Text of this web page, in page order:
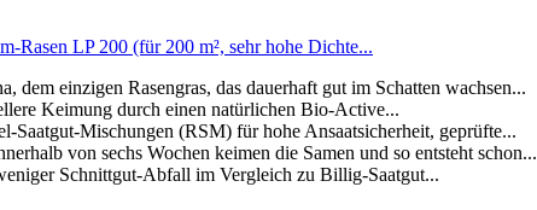
Rasen LP 200 (für 200 m², sehr hohe Dichte...
dem einzigen Rasengras, das dauerhaft gut im Schatten wachsen...
Keimung durch einen natürlichen Bio-Active...
Saatgut-Mischungen (RSM) für hohe Ansaatsicherheit, geprüfte...
von sechs Wochen keimen die Samen und so entsteht schon...
Schnittgut-Abfall im Vergleich zu Billig-Saatgut...